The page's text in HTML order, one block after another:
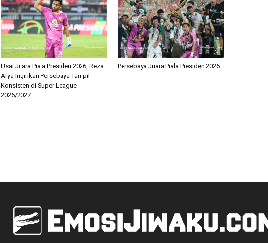
Usai Juara Piala Presiden 2026, Reza
Arya Inginkan Persebaya Tampil
Konsisten di Super League
2026/2027
Persebaya Juara Piala Presiden 2026